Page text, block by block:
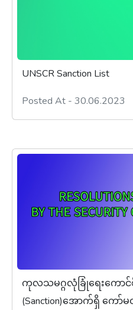
UNSCR Sanction List
Posted At - 30.06.2023
ကုလသမဂ္ဂလုံခြုံရေးကေ
(Sanction)အောက်ရှိ ကေ